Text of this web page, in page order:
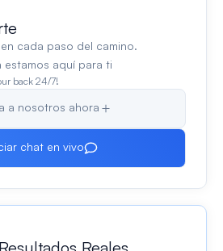
cada paso del camino.
aquí para ti
back 24/7!
a nosotros ahora
chat en vivo